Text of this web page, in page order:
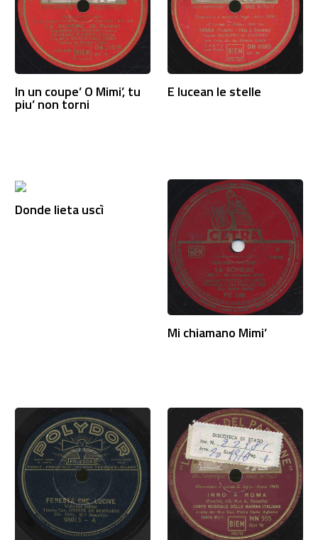
In un coupe’ O Mimi’, tu
piu’ non torni
E lucean le stelle
Donde lieta uscì
Mi chiamano Mimi’